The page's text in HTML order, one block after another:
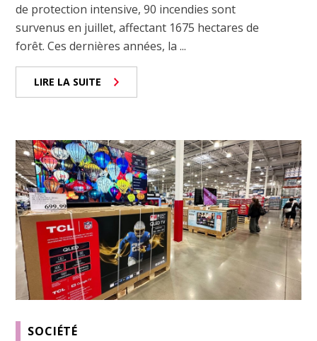
de protection intensive, 90 incendies sont
survenus en juillet, affectant 1675 hectares de
forêt. Ces dernières années, la ...
LIRE LA SUITE
SOCIÉTÉ